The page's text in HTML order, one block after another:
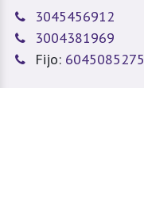
3045456912
3004381969
Fijo: 6045085275